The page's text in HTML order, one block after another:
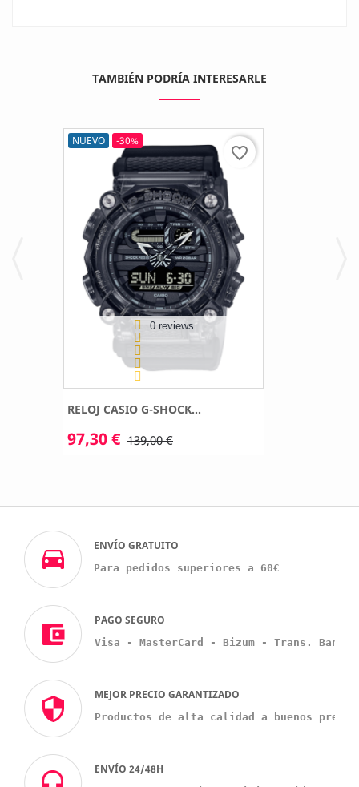
TAMBIÉN PODRÍA INTERESARLE
NUEVO -30%
0 reviews
RELOJ CASIO G-SHOCK...
97,30 € 139,00 €
favorite_border
ENVÍO GRATUITO
Para pedidos superiores a 60€
PAGO SEGURO
Visa - MasterCard - Bizum - Trans.
MEJOR PRECIO GARANTIZADO
Productos de alta calidad a buenos
ENVÍO 24/48H